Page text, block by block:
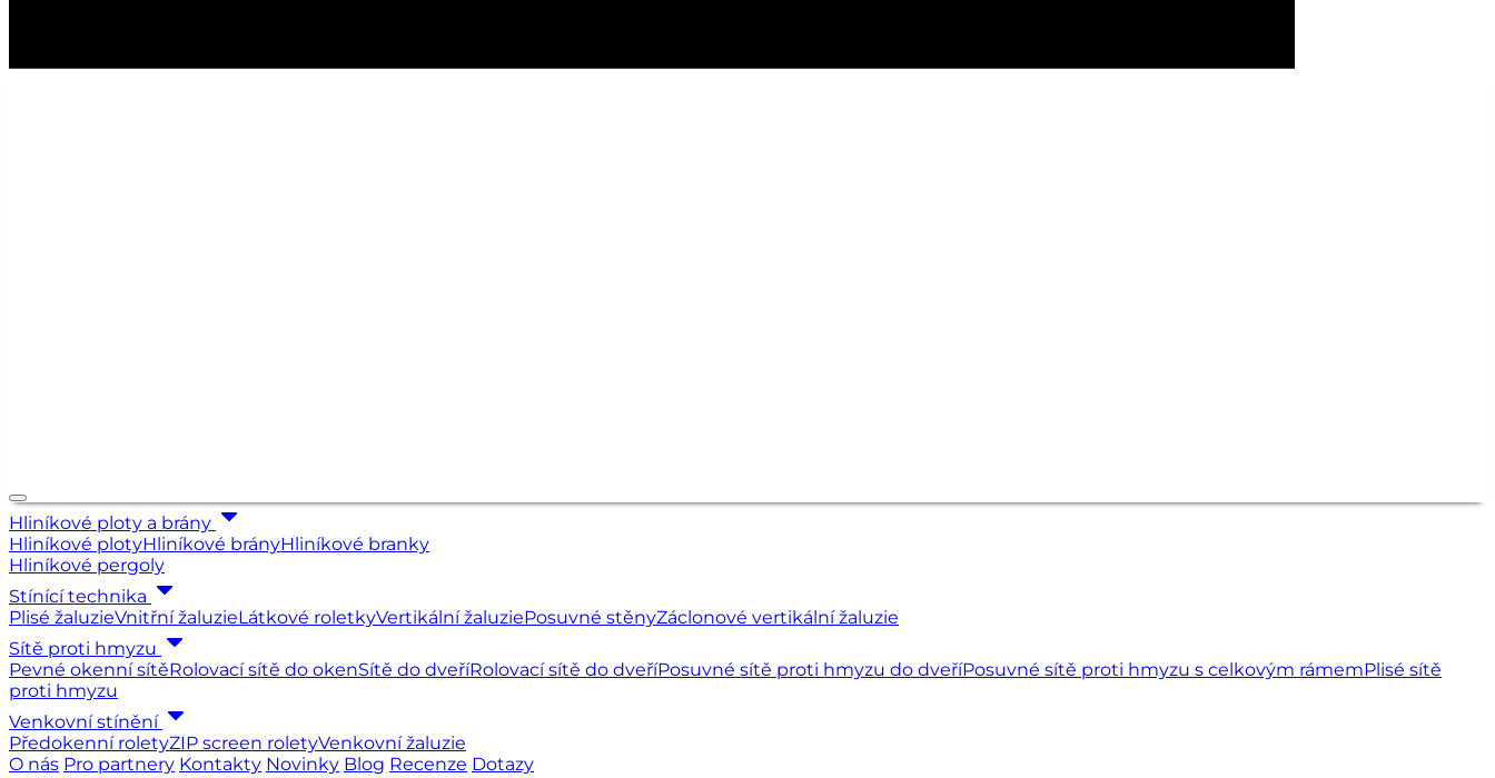
Hliníkové ploty a brány
Hliníkové plotyHliníkové brányHliníkové branky
Hliníkové pergoly
Stínící technika
Plisé žaluzieVnitřní žaluzieLátkové roletkyVertikální žaluziePosuvné stěnyZáclonové vertikální žaluzie
Sítě proti hmyzu
Pevné okenní sítěRolovací sítě do okenSítě do dveříRolovací sítě do dveříPosuvné sítě proti hmyzu do dveříPosuvné sítě proti hmyzu s celkovým rámemPlisé sítě
proti hmyzu
Venkovní stínění
Předokenní roletyZIP screen roletyVenkovní žaluzie
O nás Pro partnery Kontakty Novinky Blog Recenze Dotazy